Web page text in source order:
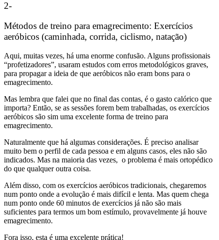
2-
Métodos de treino para emagrecimento: Exercícios
aeróbicos (caminhada, corrida, ciclismo, natação)
Aqui, muitas vezes, há uma enorme confusão. Alguns profissionais
“profetizadores”, usaram estudos com erros metodológicos graves,
para propagar a ideia de que aeróbicos não eram bons para o
emagrecimento.
Mas lembra que falei que no final das contas, é o gasto calórico que
importa? Então, se as sessões forem bem trabalhadas, os exercícios
aeróbicos são sim uma excelente forma de treino para
emagrecimento.
Naturalmente que há algumas considerações. É preciso analisar
muito bem o perfil de cada pessoa e em alguns casos, eles não são
indicados. Mas na maioria das vezes, o problema é mais ortopédico
do que qualquer outra coisa.
Além disso, com os exercícios aeróbicos tradicionais, chegaremos
num ponto onde a evolução é mais difícil e lenta. Mas quem chega
num ponto onde 60 minutos de exercícios já não são mais
suficientes para termos um bom estímulo, provavelmente já houve
emagrecimento.
Fora isso, esta é uma excelente prática!